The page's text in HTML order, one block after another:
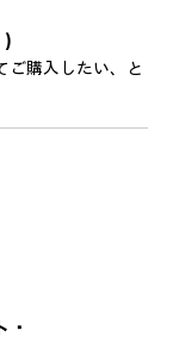
ご購入したい、と